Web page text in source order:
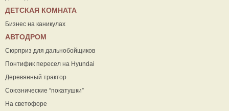
ДЕТСКАЯ КОМНАТА
Бизнес на каникулах
АВТОДРОМ
Сюрприз для дальнобойщиков
Понтифик пересел на Hyundai
Деревянный трактор
Союзнические “покатушки”
На светофоре